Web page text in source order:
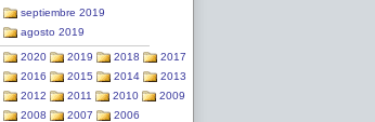
septiembre 2019
agosto 2019
2020 2019 2018
2017
2016
2015 2014
2013
2012
2011 2010
2009
2008
2007 2006